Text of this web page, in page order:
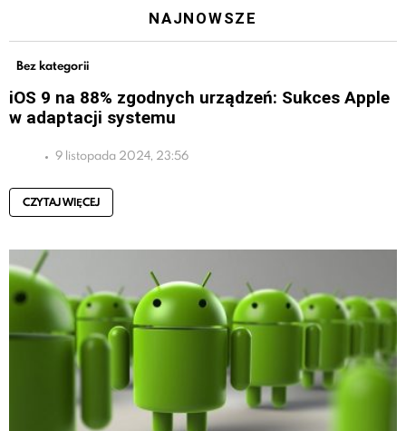
NAJNOWSZE
Bez kategorii
iOS 9 na 88% zgodnych urządzeń: Sukces Apple
w adaptacji systemu
9 listopada 2024, 23:56
CZYTAJ WIĘCEJ